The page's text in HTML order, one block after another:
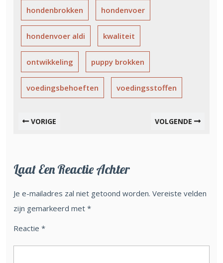
hondenbrokken hondenvoer
hondenvoer aldi kwaliteit
ontwikkeling puppy brokken
voedingsbehoeften voedingsstoffen
VORIGE VOLGENDE
Laat Een Reactie Achter
Je e-mailadres zal niet getoond worden. Vereiste velden
zijn gemarkeerd met *
Reactie *